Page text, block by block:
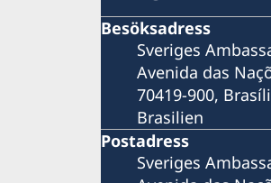
Besöksadress
Sveriges
Avenida das
70419-900,
Brasilien
Postadress
Sveriges